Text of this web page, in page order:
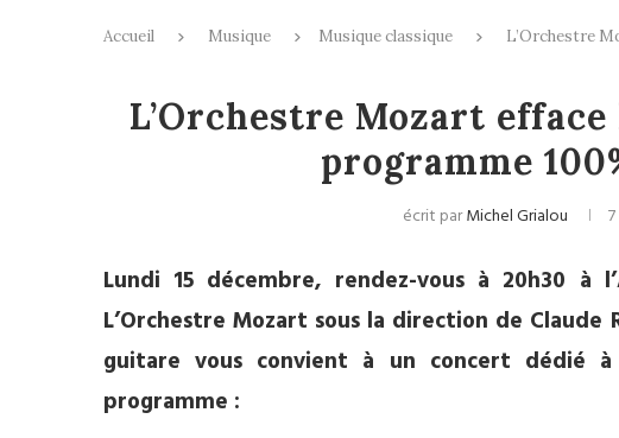
Accueil Musique Musique classique L’Orchestre
L’Orchestre Mozart
programme
écrit parMichel Grialou
Lundi 15 décembre, rendez-vous à 20h30 à
L’Orchestre Mozart sous la direction de
guitare vous convient à un concert dédié
programme :